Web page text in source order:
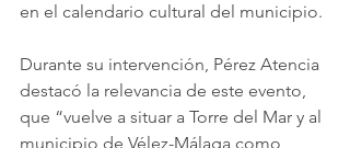
en el calendario cultural del municipio.
Durante su intervención, Pérez Atencia
destacó la relevancia de este evento,
que “vuelve a situar a Torre del Mar y al
municipio de Vélez-Málaga como